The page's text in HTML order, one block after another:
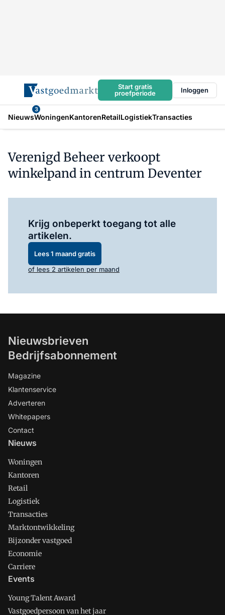
Start gratis
proefperiode
Inloggen
Nieuws
3
WoningenKantorenRetailLogistiekTransacties
Verenigd Beheer verkoopt
winkelpand in centrum Deventer
Krijg onbeperkt toegang tot alle
artikelen.
Lees 1 maand gratis
of lees 2 artikelen per maand
Nieuwsbrieven
Bedrijfsabonnement
Magazine
Klantenservice
Adverteren
Whitepapers
Contact
Nieuws
Woningen
Kantoren
Retail
Logistiek
Transacties
Marktontwikkeling
Bijzonder vastgoed
Economie
Carriere
Events
Young Talent Award
Vastgoedpersoon van het jaar